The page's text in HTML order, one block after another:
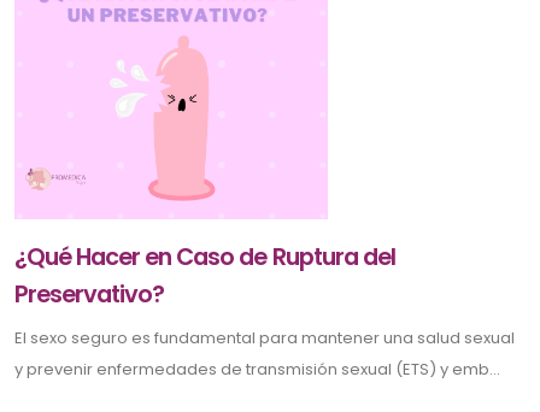
¿Qué Hacer en Caso de Ruptura del
Preservativo?
El sexo seguro es fundamental para mantener una salud sexual
y prevenir enfermedades de transmisión sexual (ETS) y emb...